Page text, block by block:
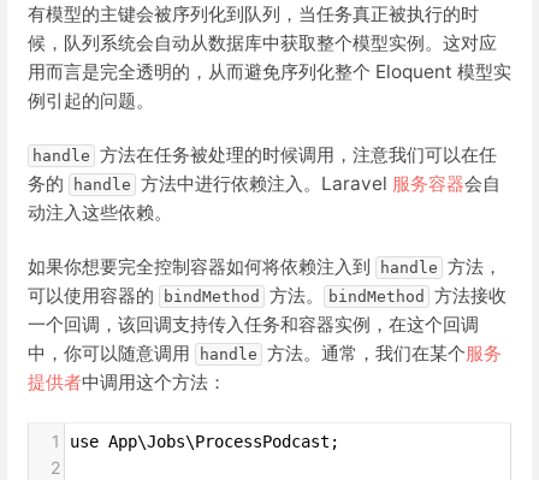
有模型的主键会被序列化到队列，当任务真正被执行的时
候，队列系统会自动从数据库中获取整个模型实例。这对应
用而言是完全透明的，从而避免序列化整个 Eloquent 模型实
例引起的问题。
handle 方法在任务被处理的时候调用，注意我们可以在任
务的
handle 方法中进行依赖注入。Laravel 服务容器会自
动注入这些依赖。
如果你想要完全控制容器如何将依赖注入到 handle 方法，
可以使用容器的
bindMethod 方法。 bindMethod
方法接收
一个回调，该回调支持传入任务和容器实例，在这个回调
中，你可以随意调用
handle 方法。通常，我们在某个服务
提供者中调用这个方法：
1 use App\Jobs\ProcessPodcast;
2